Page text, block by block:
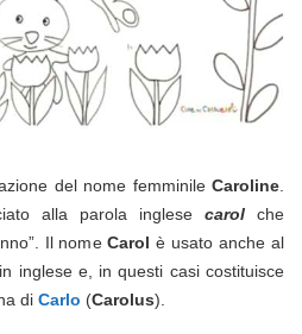
del nome femminileCaroline
alla parola inglese carol che
Il nomeCarol è usato anche al
inglese e, in questi casi costituisce
di Carlo (Carolus).